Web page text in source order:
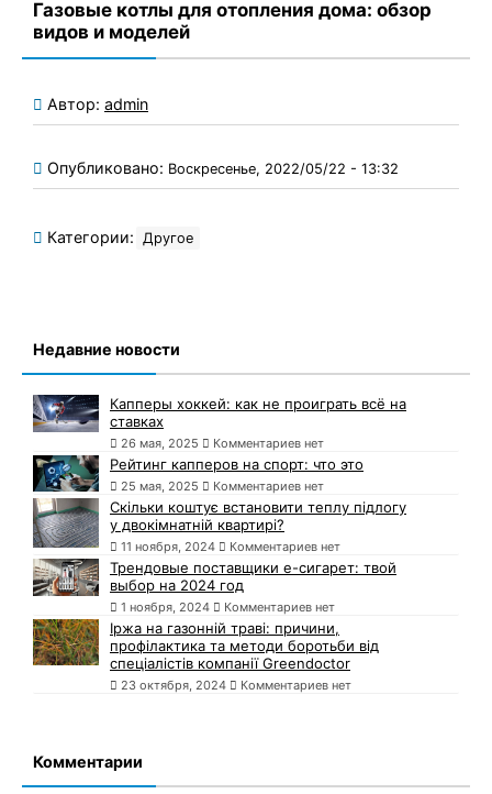
Газовые котлы для отопления дома: обзор
видов и моделей
Автор: admin
Опубликовано: Воскресенье, 2022/05/22 - 13:32
Категории: Другое
Недавние новости
Капперы хоккей: как не проиграть всё на
ставках
26 мая, 2025 Комментариев нет
Рейтинг капперов на спорт: что это
25 мая, 2025 Комментариев нет
Скільки коштує встановити теплу підлогу
у двокімнатній квартирі?
11 ноября, 2024 Комментариев нет
Трендовые поставщики e-сигарет: твой
выбор на 2024 год
1 ноября, 2024 Комментариев нет
Іржа на газонній траві: причини,
профілактика та методи боротьби від
спеціалістів компанії Greendoctor
23 октября, 2024 Комментариев нет
Комментарии